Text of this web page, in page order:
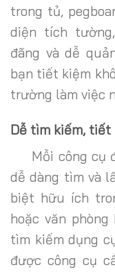
trong tủ,
diện tích
đãng và dễ
bạn tiết kiệm
trường làm việc
Dễ tìm kiếm,
Mỗi công cụ
dễ dàng tìm và
biệt hữu ích
hoặc văn
tìm kiếm dụng
được công cụ